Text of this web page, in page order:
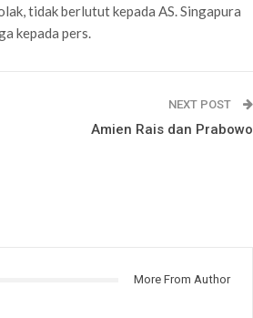
tidak berlutut kepada AS. Singapura
kepada pers.
NEXT POST
Amien Rais dan Prabowo
More From Author